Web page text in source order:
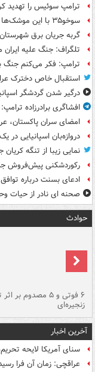
ترامپ سوئیس را تهدید
سوخو۳۵ با این موشک‌ها به ناوهای‌جنگی حمله می‌کند
گربه جریان برق
تلگراف: جنگ علیه
ترامپ: فکر می‌کنم جنگ
استقبال خاص دخترک
درگیر شدن گردشگر
افشاگری برادرزاده
امضای سران پاکستان،
دروازه‌بان اسپانیایی
نمایی زیبا از تنگه
رکوردشکنی پیش‌فروش
ادعای بسنت درباره توافق
صحنه ای نادر از حیات
حوادث
۶ فوتی و ۵ مصدوم بر
زنجیره‌ای
آخرین اخبار
سنای آمریکا لایحه
عراقچی: زمان آن فرا